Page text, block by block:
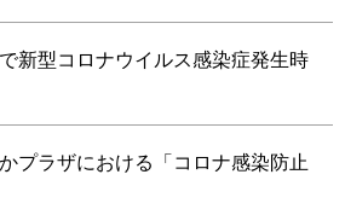
新型コロナウイルス感染症発生時
プラザにおける「コロナ感染防止